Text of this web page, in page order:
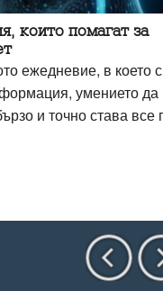
които помагат за
ежедневие, в което
умението да
и точно става все